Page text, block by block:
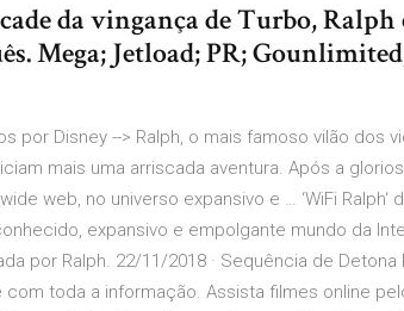
da vingança de Turbo, Ralph
Mega; Jetload; PR;
por Disney --> Ralph, o mais famoso vilão dos
mais uma arriscada aventura. Após a
web, no universo expansivo e … ‘WiFi Ralph‘
expansivo e empolgante mundo da
por Ralph. 22/11/2018 · Sequência de Detona
toda a informação. Assista filmes online